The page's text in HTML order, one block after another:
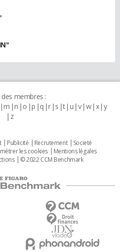
membres :
m n o p q r s t u v w x y
z
Publicité Recrutement
Societé
les cookies
Mentions légales
© 2022 CCM Benchmark